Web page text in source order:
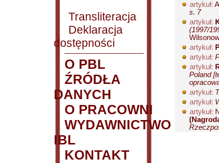
Transliteracja
Deklaracja
dostępności
O PBL
ŹRÓDŁA
DANYCH
O PRACOWNI
WYDAWNICTWO
IBL
KONTAKT
artykuł:
s. 7
artykuł:
(1997/
artykuł:
artykuł:
artykuł:
Poland
artykuł:
artykuł:
artykuł: